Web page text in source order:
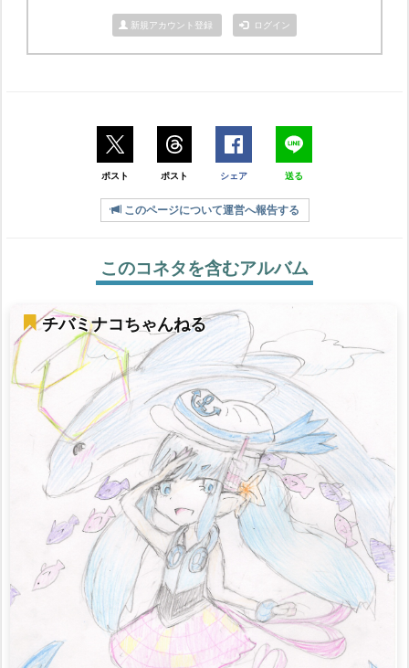
新規アカウント登録 ログイン
ポスト ポスト シェア 送る
このページについて運営へ報告する
このコネタを含むアルバム
チバミナコちゃんねる